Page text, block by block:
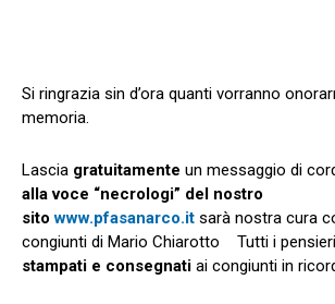
Si ringrazia sin d’ora quanti vorranno
memoria.
Lascia gratuitamente un messaggio di
alla voce “necrologi” del nostro
sitowww.pfasanarco.it sarà nostra cura
congiunti di Mario Chiarotto Tutti i
stampati e consegnati ai congiunti in